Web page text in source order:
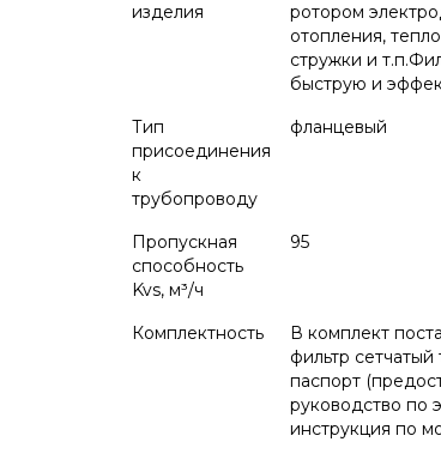
изделия
ротором
отопления,
стружки и
быструю и
Тип
присоединения
к
трубопроводу
фланцевый
Пропускная
способность
Kvs, м³/ч
95
Комплектность
В комплект
фильтр сетчатый
паспорт
руководство по
инструкция по